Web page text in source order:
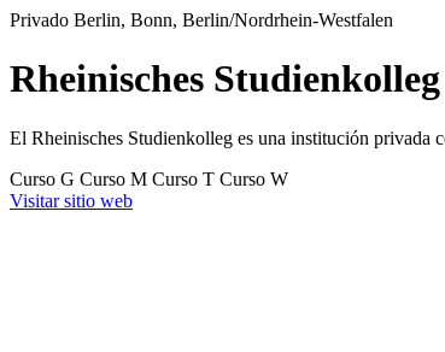
Privado Berlin, Bonn, Berlin/Nordrhein-Westfalen
Rheinisches Studienkolleg
El Rheinisches Studienkolleg es una institución privada
Curso G Curso M Curso T Curso W
Visitar sitio web